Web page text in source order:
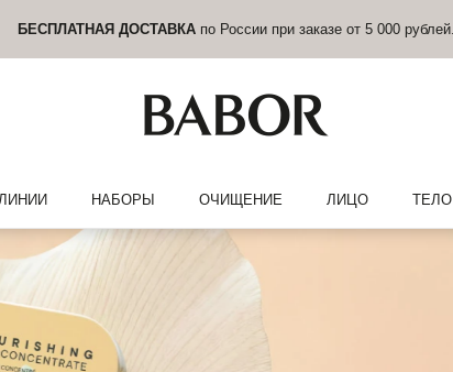
БЕСПЛАТНАЯ ДОСТАВКА по России при заказе от 5 000 рублей.
НАБОРЫ ОЧИЩЕНИЕ ЛИЦО ТЕЛО